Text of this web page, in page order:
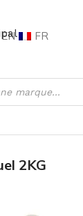
EN FR
2KG